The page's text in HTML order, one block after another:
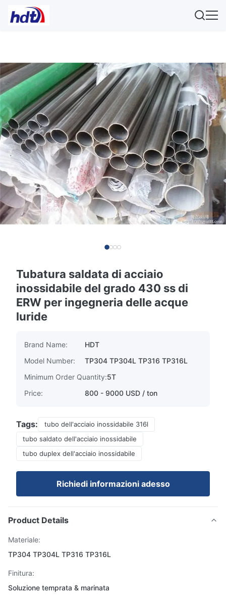
Tubatura saldata di acciaio
inossidabile del grado 430 ss di
ERW per ingegneria delle acque
luride
Brand Name:
HDT
Model Number:
TP304 TP304L TP316 TP316L
Minimum Order Quantity:5T
Price:
800 - 9000 USD / ton
Tags:
tubo dell'acciaio inossidabile 316l
tubo saldato dell'acciaio inossidabile
tubo duplex dell'acciaio inossidabile
Richiedi informazioni adesso
Product Details
Materiale:
TP304 TP304L TP316 TP316L
Finitura:
Soluzione temprata & marinata